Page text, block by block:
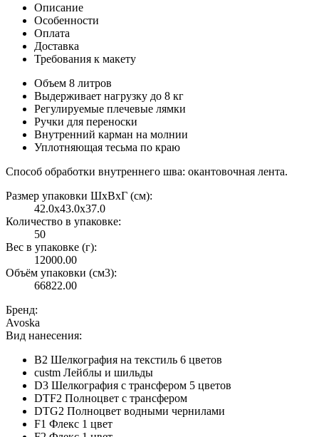
Описание
Особенности
Оплата
Доставка
Требования к макету
Объем 8 литров
Выдерживает нагрузку до 8 кг
Регулируемые плечевые лямки
Ручки для переноски
Внутренний карман на молнии
Уплотняющая тесьма по краю
Способ обработки внутреннего шва: окантовочная лента.
Размер упаковки ШxВxГ (см):
42.0x43.0x37.0
Количество в упаковке:
50
Вес в упаковке (г):
12000.00
Объём упаковки (см3):
66822.00
Бренд:
Avoska
Вид нанесения:
B2 Шелкография на текстиль 6 цветов
custm Лейблы и шильды
D3 Шелкография с трансфером 5 цветов
DTF2 Полноцвет с трансфером
DTG2 Полноцвет водными чернилами
F1 Флекс 1 цвет